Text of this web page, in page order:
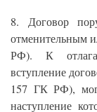
8. Договор
отменительным
РФ). К
вступление
157 ГК РФ),
наступление